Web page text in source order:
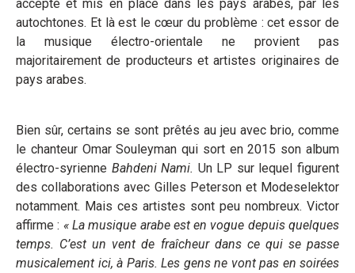
accepté et mis en place dans les pays arabes, par les
autochtones. Et là est le cœur du problème : cet essor de
la musique électro-orientale ne provient pas
majoritairement de producteurs et artistes originaires de
pays arabes.
Bien sûr, certains se sont prêtés au jeu avec brio, comme
le chanteur Omar Souleyman qui sort en 2015 son album
électro-syrienne Bahdeni Nami. Un LP sur lequel figurent
des collaborations avec Gilles Peterson et Modeselektor
notamment. Mais ces artistes sont peu nombreux. Victor
affirme : « La musique arabe est en vogue depuis quelques
temps. C’est un vent de fraîcheur dans ce qui se passe
musicalement ici, à Paris. Les gens ne vont pas en soirées